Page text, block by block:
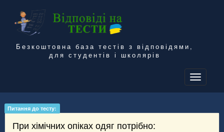
Безкоштовна база тестів з відповідями,
для студентів і школярів
Питання до тесту:
При хімічних опіках одяг потрібно: